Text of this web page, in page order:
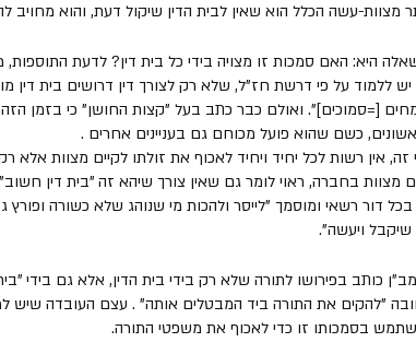
מצוות-עשה הכלל הוא שאין לבית הדין שיקול דעת, והוא מחויב
היא: האם סמכות זו מצויה בידי כל בית דין? לדעת
יש ללמוד על פי דרשת חז"ל, שלא רק לצורך דין דרושים בית דין
[=סמוכים]". ואולם כבר כתב בעל "קצות החושן" כי בזמן
כשם שהוא פועל מכוחם גם בעניינים אחרים .
זה, אין רשות לכל יחיד ויחיד לאכוף את זולתו לקיים מצוות אלא
מצוות בחברה, ראוי לומר גם שאין צורך שיהא זה "בית דין
בכל דור רשאי ומוסמך "לייסר ולהכות מי שנוהג שלא כשורה
שיקבל ויעשה".
כותב בפירושו לתורה שלא רק בידי בית הדין, אלא גם בידי
"להקים את התורה ביד המבטלים אותה" . עצם העובדה שיש
בסמכותו זו כדי לאכוף את משפטי התורה.